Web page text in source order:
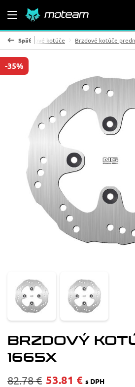
Späť
Brzdové kotúče Brzdové kotúče
-35%
BRZDOVÝ
1665X
82.78 € 53.81 € s DPH